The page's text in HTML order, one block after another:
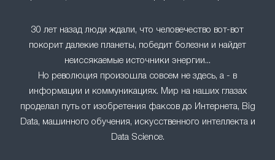
30 лет назад люди ждали, что человечество вот-вот
покорит далекие планеты, победит болезни и найдет
неиссякаемые источники энергии...
Но революция произошла совсем не здесь, а - в
информации и коммуникациях. Мир на наших глазах
проделал путь от изобретения факсов до Интернета, Big
Data, машинного обучения, искусственного интеллекта и
Data Science.